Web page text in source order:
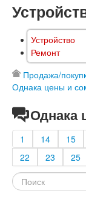
Устройство
Ремонт
Продажа/
Однака цены и
Однака
1 14 15
22
23 25